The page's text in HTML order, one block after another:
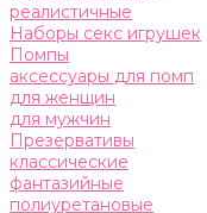
реалистичные
Наборы секс игрушек
Помпы
аксессуары для помп
для женщин
для мужчин
Презервативы
классические
фантазийные
полиуретановые